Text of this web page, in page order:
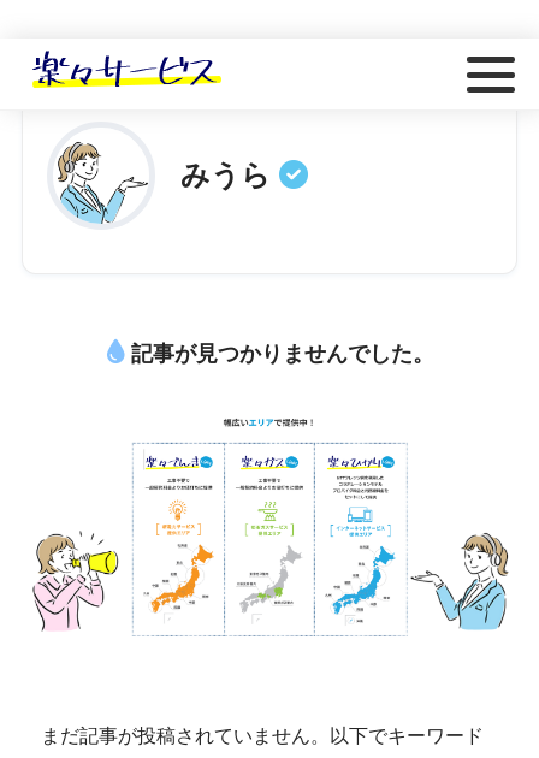
ホーム 著者
みうら
記事が見つかりませんでした。
まだ記事が投稿されていません。以下でキーワード